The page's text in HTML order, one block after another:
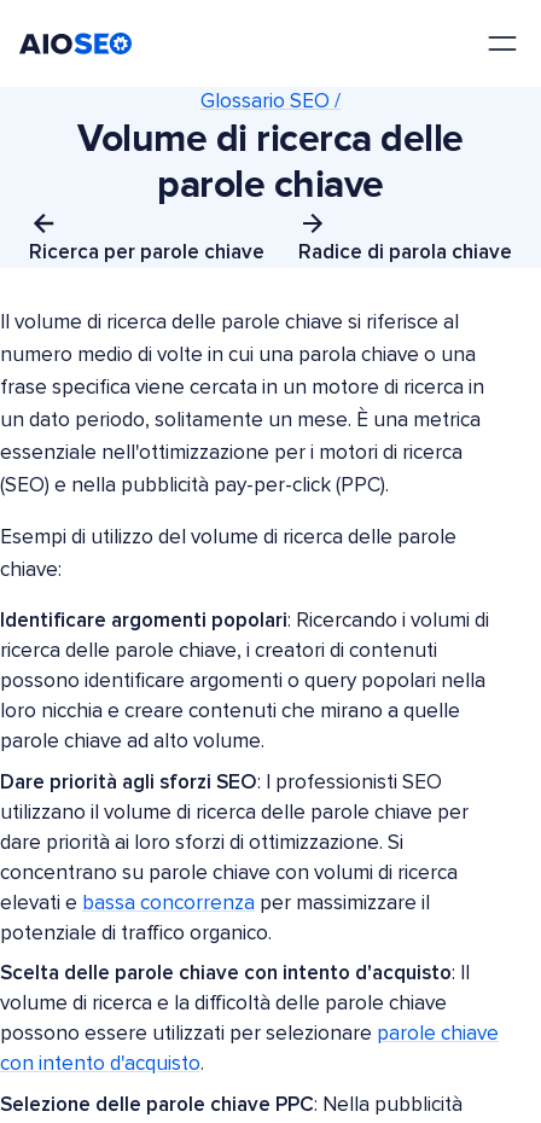
Ricerca per parole chiave
Glossario SEO /
Volume di ricerca delle
parole chiave
Radice di parola chiave
Il volume di ricerca delle parole chiave si riferisce al
numero medio di volte in cui una parola chiave o una
frase specifica viene cercata in un motore di ricerca in
un dato periodo, solitamente un mese. È una metrica
essenziale nell'ottimizzazione per i motori di ricerca
(SEO) e nella pubblicità pay-per-click (PPC).
Esempi di utilizzo del volume di ricerca delle parole
chiave:
Identificare argomenti popolari: Ricercando i volumi di
ricerca delle parole chiave, i creatori di contenuti
possono identificare argomenti o query popolari nella
loro nicchia e creare contenuti che mirano a quelle
parole chiave ad alto volume.
Dare priorità agli sforzi SEO: I professionisti SEO
utilizzano il volume di ricerca delle parole chiave per
dare priorità ai loro sforzi di ottimizzazione. Si
concentrano su parole chiave con volumi di ricerca
elevati e bassa concorrenza per massimizzare il
potenziale di traffico organico.
Scelta delle parole chiave con intento d'acquisto: Il
volume di ricerca e la difficoltà delle parole chiave
possono essere utilizzati per selezionare parole chiave
con intento d'acquisto.
Selezione delle parole chiave PPC: Nella pubblicità